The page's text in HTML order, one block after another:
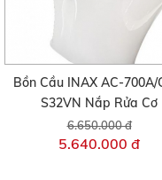
Bồn Cầu INAX AC-700A/
S32VN Nắp Rửa Cơ
6.650.000 đ
5.640.000 đ